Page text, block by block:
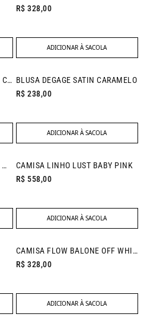
R$ 328,00
ADICIONAR À SACOLA
BLUSA TWEED BOURBON AZUL CELESTE
NEW IN
BLUSA DEGAGE SATIN CARAMELO
R$ 238,00
ADICIONAR À SACOLA
BLUSA TRICOT MANGA LONGA MARINHO
NEW IN
CAMISA LINHO LUST BABY PINK
R$ 558,00
ADICIONAR À SACOLA
NEW IN
CAMISA FLOW BALONE OFF WHITE
R$ 328,00
ADICIONAR À SACOLA